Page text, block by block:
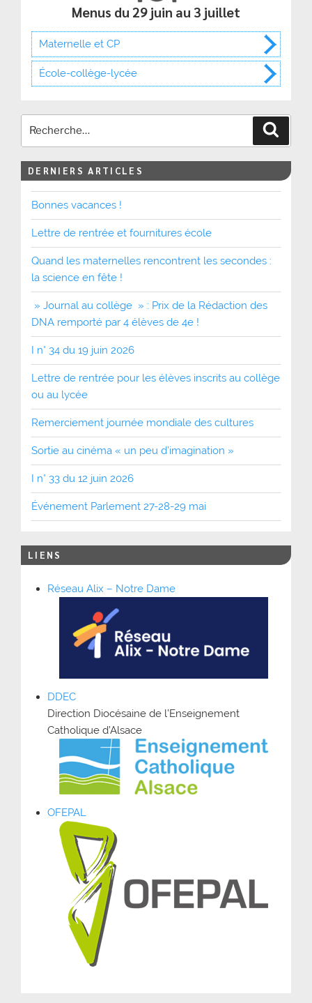
Menus du 29 juin au 3 juillet
Maternelle et CP
École-collège-lycée
DERNIERS ARTICLES
Bonnes vacances !
Lettre de rentrée et fournitures école
Quand les maternelles rencontrent les secondes :
la science en fête !
» Journal au collège » : Prix de la Rédaction des
DNA remporté par 4 élèves de 4e !
I n° 34 du 19 juin 2026
Lettre de rentrée pour les élèves inscrits au collège
ou au lycée
Remerciement journée mondiale des cultures
Sortie au cinéma « un peu d’imagination »
I n° 33 du 12 juin 2026
Événement Parlement 27-28-29 mai
LIENS
Réseau Alix – Notre Dame
DDEC
Direction Diocésaine de l’Enseignement
Catholique d’Alsace
OFEPAL